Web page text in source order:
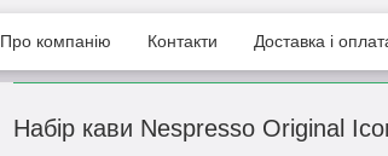
Про компанію Контакти Доставка і
Набір кави Nespresso Original